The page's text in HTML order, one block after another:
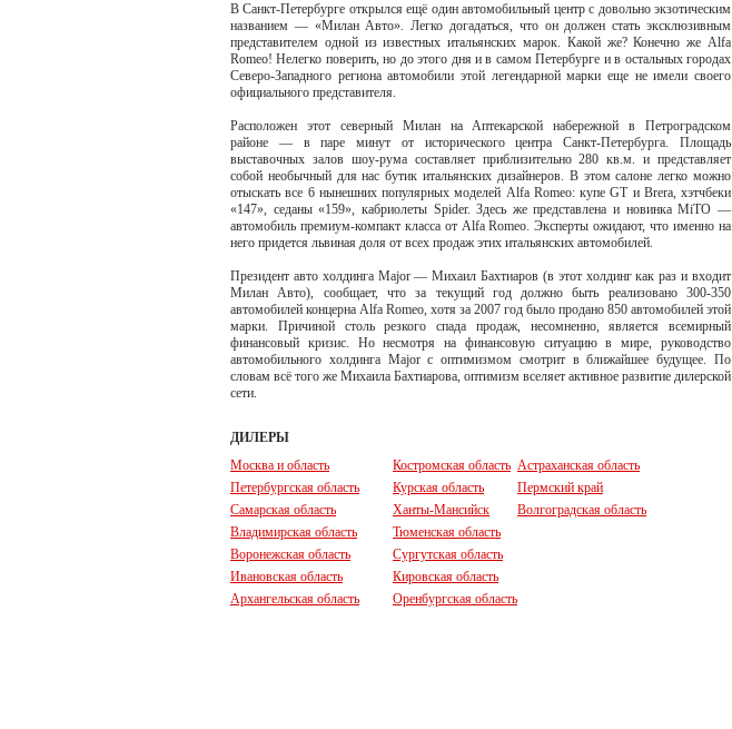
В Санкт-Петербурге открылся ещё один автомобильный центр с довольно экзотическим
названием — «Милан Авто». Легко догадаться, что он должен стать эксклюзивным
представителем одной из известных итальянских марок. Какой же? Конечно же Alfa
Romeo! Нелегко поверить, но до этого дня и в самом Петербурге и в остальных городах
Северо-Западного региона автомобили этой легендарной марки еще не имели своего
официального представителя.
Расположен этот северный Милан на Аптекарской набережной в Петроградском
районе — в паре минут от исторического центра Санкт-Петербурга. Площадь
выставочных залов шоу-рума составляет приблизительно 280 кв.м. и представляет
собой необычный для нас бутик итальянских дизайнеров. В этом салоне легко можно
отыскать все 6 нынешних популярных моделей Alfa Romeo: купе GT и Brera, хэтчбеки
«147», седаны «159», кабриолеты Spider. Здесь же представлена и новинка MiTO —
автомобиль премиум-компакт класса от Alfa Romeo. Эксперты ожидают, что именно на
него придется львиная доля от всех продаж этих итальянских автомобилей.
Президент авто холдинга Major — Михаил Бахтиаров (в этот холдинг как раз и входит
Милан Авто), сообщает, что за текущий год должно быть реализовано 300-350
автомобилей концерна Alfa Romeo, хотя за 2007 год было продано 850 автомобилей этой
марки. Причиной столь резкого спада продаж, несомненно, является всемирный
финансовый кризис. Но несмотря на финансовую ситуацию в мире, руководство
автомобильного холдинга Major с оптимизмом смотрит в ближайшее будущее. По
словам всё того же Михаила Бахтиарова, оптимизм вселяет активное развитие дилерской
сети.
ДИЛЕРЫ
Москва и область
Петербургская область
Самарская область
Владимирская область
Воронежская область
Ивановская область
Архангельская область
Костромская область
Курская область
Ханты-Мансийск
Тюменская область
Сургутская область
Кировская область
Оренбургская область
Астраханская область
Пермский край
Волгоградская область